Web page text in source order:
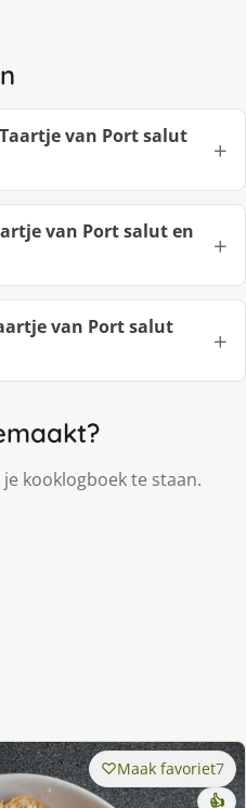
van Port salut
van Port salut en
van Port salut
kooklogboek te staan.
Maak favoriet7
👍